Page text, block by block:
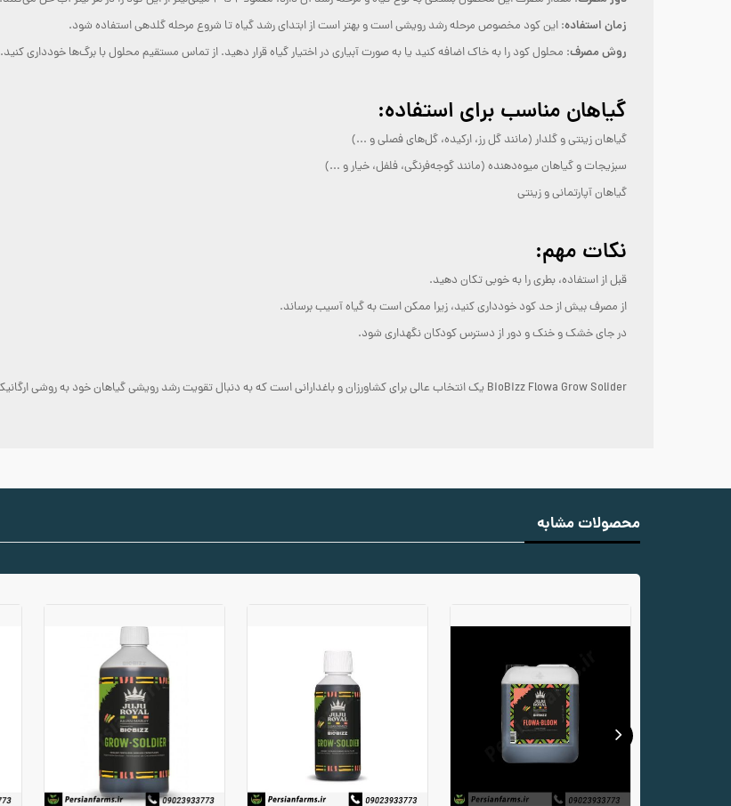
زمان استفاده: این کود مخصوص مرحله رشد رویشی است و بهتر است از ابتدای رشد گیاه تا شروع مرحله گلدهی استفاده شود.
روش مصرف: محلول کود را به خاک اضافه کنید یا به صورت آبیاری در اختیار گیاه قرار دهید. از تماس مستقیم محلول با برگ‌ها خودداری کنید.
گیاهان مناسب برای استفاده:
گیاهان زینتی و گلدار (مانند گل رز، ارکیده، گل‌های فصلی و ...)
سبزیجات و گیاهان میوه‌دهنده (مانند گوجه‌فرنگی، فلفل، خیار و ...)
گیاهان آپارتمانی و زینتی
نکات مهم:
قبل از استفاده، بطری را به خوبی تکان دهید.
از مصرف بیش از حد کود خودداری کنید، زیرا ممکن است به گیاه آسیب برساند.
در جای خشک و خنک و دور از دسترس کودکان نگهداری شود.
BioBizz Flowa Grow Solider یک انتخاب عالی برای کشاورزان و باغدارانی است که به دنبال تقویت رشد رویشی گیاهان خود به روشی ارگانیک هستند. 🌱🌿
محصولات مشابه